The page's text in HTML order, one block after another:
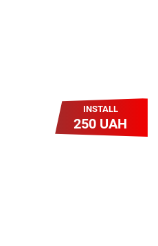
INSTALL
250 UAH